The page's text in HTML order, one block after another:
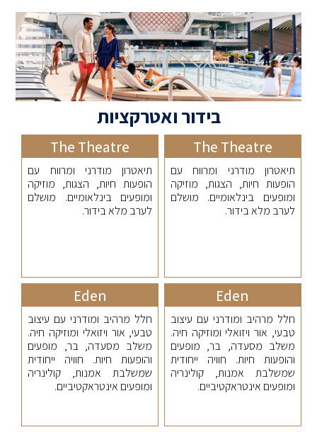
בידור ואטרקציות
The Theatre
תיאטרון מודרני ומרווח עם
הופעות חיות, הצגות, מוזיקה
ומופעים בינלאומיים. מושלם
לערב מלא בידור.
The Theatre
תיאטרון מודרני ומרווח עם
הופעות חיות, הצגות, מוזיקה
ומופעים בינלאומיים. מושלם
לערב מלא בידור.
Eden
חלל מרהיב ומודרני עם עיצוב
טבעי, אור ויזואלי ומוזיקה חיה.
משלב מסעדה, בר, מופעים
והופעות חיות. חוויה ייחודית
שמשלבת אמנות, קולינריה
ומופעים אינטראקטיביים.
Eden
חלל מרהיב ומודרני עם עיצוב
טבעי, אור ויזואלי ומוזיקה חיה.
משלב מסעדה, בר, מופעים
והופעות חיות. חוויה ייחודית
שמשלבת אמנות, קולינריה
ומופעים אינטראקטיביים.